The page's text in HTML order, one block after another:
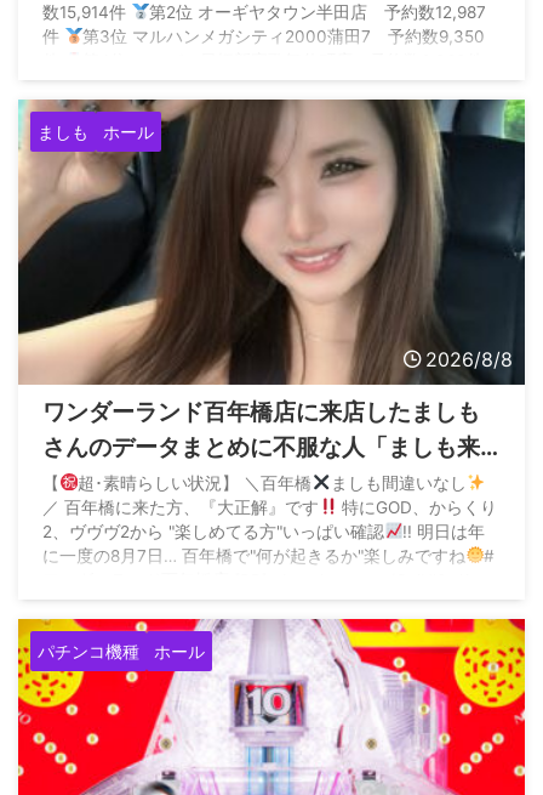
数15,914件
第2位 オーギヤタウン半田店 予約数12,987
件
第3位 マルハンメガシティ2000蒲田7 予約数9,350
ましも ホール
2026/8/8
ワンダーランド百年橋店に来店したましも
さんのデータまとめに不服な人「ましも来
店百年橋ほぼ毎回抜いてるやん、そんなん
ならマイホに来ないでください」
【 超･素晴らしい状況】 ＼百年橋
ましも間違いなし
／ 百年橋に来た方、『大正解』です
特にGOD、からくり
2、ヴヴヴ2から "楽しめてる方"いっぱい確認
!! 明日は年
に一度の8月7日… 百年橋で"何が起きるか"楽しみですね
#
パチンコ機種 ホール